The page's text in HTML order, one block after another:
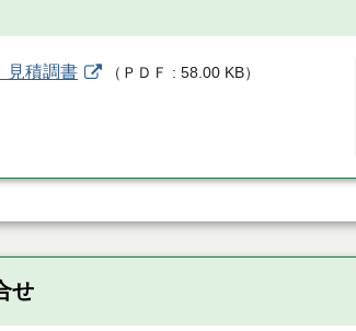
積調書 （ ＰＤＦ 58.00 KB）
せ